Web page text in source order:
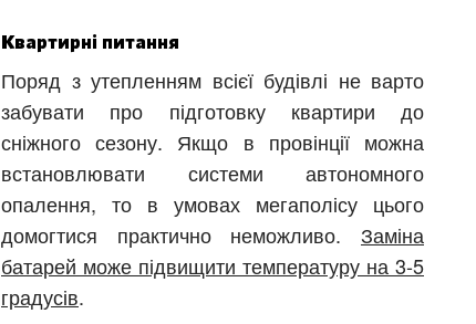
Квартирні питання
Поряд з утепленням всієї будівлі не варто
забувати про підготовку квартири до
сніжного сезону. Якщо в провінції можна
встановлювати системи автономного
опалення, то в умовах мегаполісу цього
домогтися практично неможливо. Заміна
батарей може підвищити температуру на 3-5
градусів.
Харків